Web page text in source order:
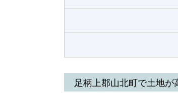
足柄上郡山北町で土地が